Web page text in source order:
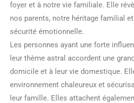
foyer et à notre vie familiale. Elle
nos parents, notre héritage familial
sécurité émotionnelle.
Les personnes ayant une forte
leur thème astral accordent une
domicile et à leur vie domestique.
environnement chaleureux et
leur famille. Elles attachent